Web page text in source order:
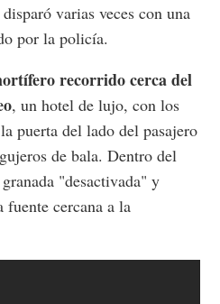
varias veces con una
por la policía.
recorrido cerca del
, un hotel de lujo, con los
puerta del lado del pasajero
de bala. Dentro del
"desactivada" y
fuente cercana a la